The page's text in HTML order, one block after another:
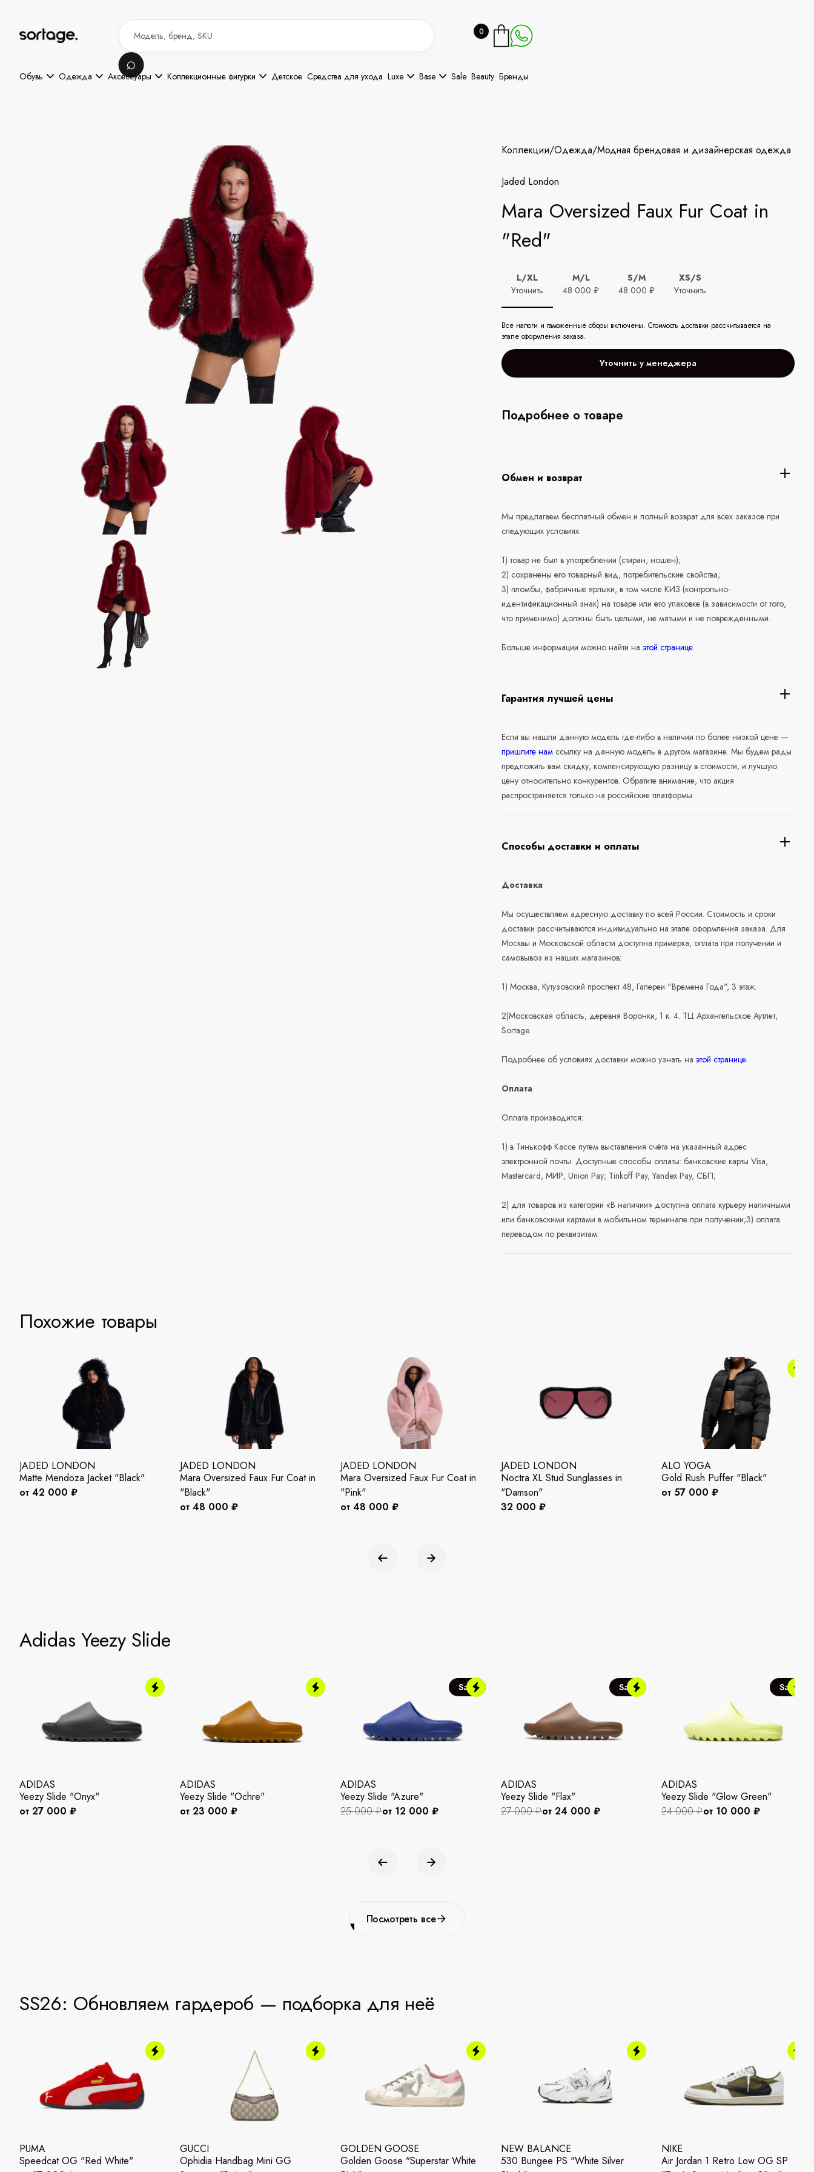
0
Обувь Одежда Аксессуары Коллекционные фигурки Детское Средства для ухода Luxe Base Sale Beauty Бренды
Коллекции/Одежда/Модная брендовая и дизайнерская одежда
Jaded London
Mara Oversized Faux Fur Coat in
"Red"
L/XL
Уточнить
M/L
48 000 ₽
S/M
48 000 ₽
XS/S
Уточнить
Все налоги и таможенные сборы включены. Стоимость доставки рассчитывается на
этапе оформления заказа.
Уточнить у менеджера
Подробнее о товаре
Обмен и возврат
Мы предлагаем бесплатный обмен и полный возврат для всех заказов при
следующих условиях:
1) товар не был в употреблении (стиран, ношен);
2) сохранены его товарный вид, потребительские свойства;
3) пломбы, фабричные ярлыки, в том числе КИЗ (контрольно-
идентификационный знак) на товаре или его упаковке (в зависимости от того,
что применимо) должны быть целыми, не мятыми и не повреждёнными.
Больше информации можно найти наэтой странице.
Гарантия лучшей цены
Если вы нашли данную модель где-либо в наличии по более низкой цене —
пришлите нам ссылку на данную модель в другом магазине. Мы будем рады
предложить вам скидку, компенсирующую разницу в стоимости, и лучшую
цену относительно конкурентов. Обратите внимание, что акция
распространяется только на российские платформы.
Способы доставки и оплаты
Доставка
Мы осуществляем адресную доставку по всей России. Стоимость и сроки
доставки рассчитываются индивидуально на этапе оформления заказа. Для
Москвы и Московской области доступна примерка, оплата при получении и
самовывоз из наших магазинов:
1) Москва, Кутузовский проспект 48, Галереи "Времена Года", 3 этаж.
2)Московская область, деревня Воронки, 1 к. 4. ТЦ Архангельское Аутлет,
Sortage.
Подробнее об условиях доставки можно узнать наэтой странице.
Оплата
Оплата производится:
1) в Тинькофф Кассе путем выставления счёта на указанный адрес
электронной почты. Доступные способы оплаты: банковские карты Visa,
Mastercard, МИР, Union Pay; Tinkoff Pay, Yandex Pay, СБП;
2) для товаров из категории «В наличии» доступна оплата курьеру наличными
или банковскими картами в мобильном терминале при получении;3) оплата
переводом по реквизитам.
Похожие товары
JADED LONDON
Matte Mendoza Jacket "Black"
от 42 000 ₽
JADED LONDON
Mara Oversized Faux Fur Coat in
"Black"
от 48 000 ₽
JADED LONDON
Mara Oversized Faux Fur Coat in
"Pink"
от 48 000 ₽
JADED LONDON
Noctra XL Stud Sunglasses in
"Damson"
32 000 ₽
ALO YOGA
Gold Rush Puffer "Black"
от 57 000 ₽
Adidas Yeezy Slide
ADIDAS
Yeezy Slide "Onyx"
от 27 000 ₽
ADIDAS
Yeezy Slide "Ochre"
от 23 000 ₽
Sale
ADIDAS
Yeezy Slide "Azure"
25 000 ₽от 12 000 ₽
Sale
ADIDAS
Yeezy Slide "Flax"
27 000 ₽от 24 000 ₽
Sale
ADIDAS
Yeezy Slide "Glow Green"
24 000 ₽от 10 000 ₽
Посмотреть все
SS26: Обновляем гардероб — подборка для неё
PUMA
Speedcat OG "Red White"
GUCCI
Ophidia Handbag Mini GG
GOLDEN GOOSE
Golden Goose "Superstar White
NEW BALANCE
530 Bungee PS "White Silver
NIKE
Air Jordan 1 Retro Low OG SP